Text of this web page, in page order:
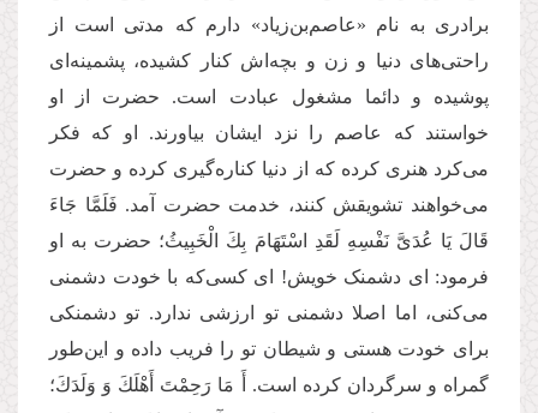
برادری به نام «عاصم‌بن‌زیاد» دارم که مدتی است از
راحتی‌های دنیا و زن و بچه‌اش کنار کشیده، پشمینه‌ای
پوشیده و دائما مشغول عبادت است. حضرت از او
خواستند که عاصم را نزد ایشان بیاورند. او که فکر
می‌کرد هنری کرده که از دنیا کناره‌گیری کرده و حضرت
می‌خواهند تشویقش کنند، خدمت حضرت آمد. فَلَمَّا جَاءَ
قَالَ یَا عُدَیَّ‏ نَفْسِهِ لَقَدِ اسْتَهَامَ بِكَ الْخَبِیثُ؛ حضرت به او
فرمود: ای دشمنک خویش! ای کسی‌که با خودت دشمنی
می‌کنی، اما اصلا دشمنی تو ارزشی ندارد. تو دشمنکی
برای خودت هستی و شیطان تو را فریب داده و این‌طور
گمراه و سرگردان کرده است. أَ مَا رَحِمْتَ أَهْلَكَ‏ وَ وَلَدَكَ؛